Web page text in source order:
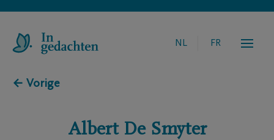
NL FR
← Vorige
Albert De Smyter